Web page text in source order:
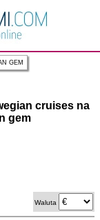
GEM
cruises na
gem
Waluta